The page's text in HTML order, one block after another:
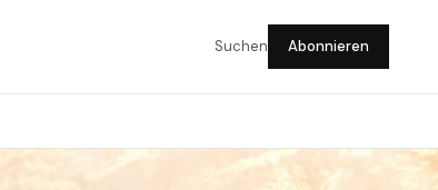
Suchen Abonnieren